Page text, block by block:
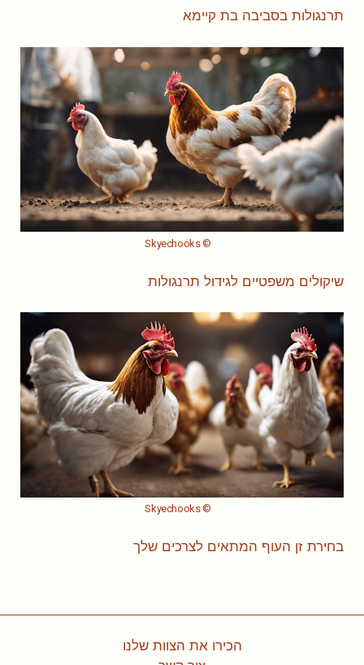
תרנגולות בסביבה בת קיימא
© Skyechooks
שיקולים משפטיים לגידול תרנגולות
© Skyechooks
בחירת זן העוף המתאים לצרכים שלך
הכירו את הצוות שלנו